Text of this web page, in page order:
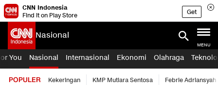
CNN Indonesia
Find it on Play Store
Get
Nasional
MENU
You Nasional Internasional Ekonomi Olahraga
POPULER Kekeringan KMP Mutiara Sentosa Febrie Adriansyah